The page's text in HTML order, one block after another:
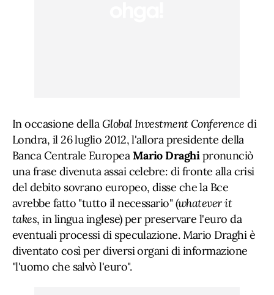
In occasione della Global Investment Conference di
Londra, il 26 luglio 2012, l'allora presidente della
Banca Centrale EuropeaMario Draghipronunciò
una frase divenuta assai celebre: di fronte alla crisi
del debito sovrano europeo, disse che la Bce
avrebbe fatto "tutto il necessario" (whatever it
takes, in lingua inglese) per preservare l'euro da
eventuali processi di speculazione. Mario Draghi è
diventato così per diversi organi di informazione
"l'uomo che salvò l'euro".